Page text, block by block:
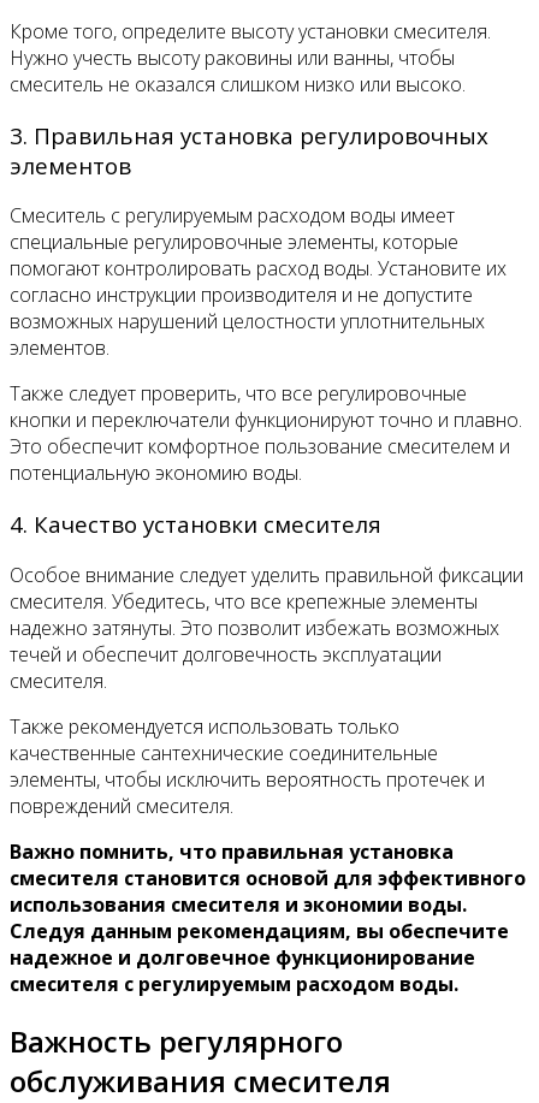
Кроме того, определите высоту установки смесителя.
Нужно учесть высоту раковины или ванны, чтобы
смеситель не оказался слишком низко или высоко.
3. Правильная установка регулировочных
элементов
Смеситель с регулируемым расходом воды имеет
специальные регулировочные элементы, которые
помогают контролировать расход воды. Установите их
согласно инструкции производителя и не допустите
возможных нарушений целостности уплотнительных
элементов.
Также следует проверить, что все регулировочные
кнопки и переключатели функционируют точно и плавно.
Это обеспечит комфортное пользование смесителем и
потенциальную экономию воды.
4. Качество установки смесителя
Особое внимание следует уделить правильной фиксации
смесителя. Убедитесь, что все крепежные элементы
надежно затянуты. Это позволит избежать возможных
течей и обеспечит долговечность эксплуатации
смесителя.
Также рекомендуется использовать только
качественные сантехнические соединительные
элементы, чтобы исключить вероятность протечек и
повреждений смесителя.
Важно помнить, что правильная установка
смесителя становится основой для эффективного
использования смесителя и экономии воды.
Следуя данным рекомендациям, вы обеспечите
надежное и долговечное функционирование
смесителя с регулируемым расходом воды.
Важность регулярного
обслуживания смесителя